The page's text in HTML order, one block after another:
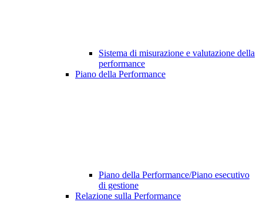
Sistema di misurazione e valutazione della
performance
Piano della Performance
Piano della Performance/Piano esecutivo
di gestione
Relazione sulla Performance